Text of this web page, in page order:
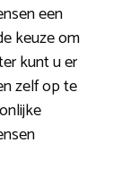
een
keuze om
kunt u er
zelf op te